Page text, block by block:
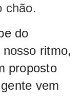
chão.
do
ritmo,
proposto
vem